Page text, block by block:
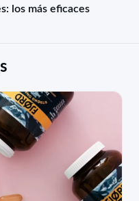
los más eficaces